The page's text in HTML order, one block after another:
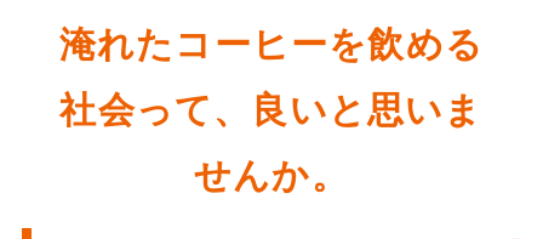
淹れたコーヒーを飲める
社会って、良いと思いま
せんか。